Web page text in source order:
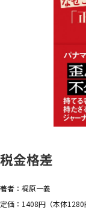
税金格差
著者：梶原一義
定価：1408円（本体1280